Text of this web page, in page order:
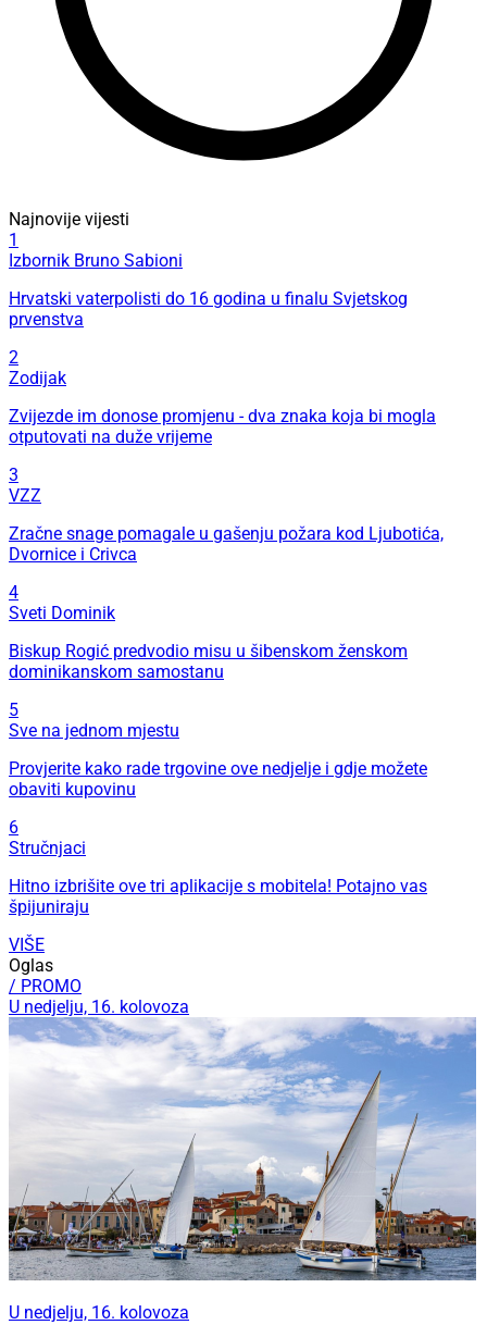
Najnovije vijesti
1
Izbornik Bruno Sabioni
Hrvatski vaterpolisti do 16 godina u finalu Svjetskog
prvenstva
2
Zodijak
Zvijezde im donose promjenu - dva znaka koja bi mogla
otputovati na duže vrijeme
3
VZZ
Zračne snage pomagale u gašenju požara kod Ljubotića,
Dvornice i Crivca
4
Sveti Dominik
Biskup Rogić predvodio misu u šibenskom ženskom
dominikanskom samostanu
5
Sve na jednom mjestu
Provjerite kako rade trgovine ove nedjelje i gdje možete
obaviti kupovinu
6
Stručnjaci
Hitno izbrišite ove tri aplikacije s mobitela! Potajno vas
špijuniraju
VIŠE
Oglas
/ PROMO
U nedjelju, 16. kolovoza
U nedjelju, 16. kolovoza